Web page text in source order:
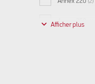
(2)
Annex 250
keyboard_arrow_down